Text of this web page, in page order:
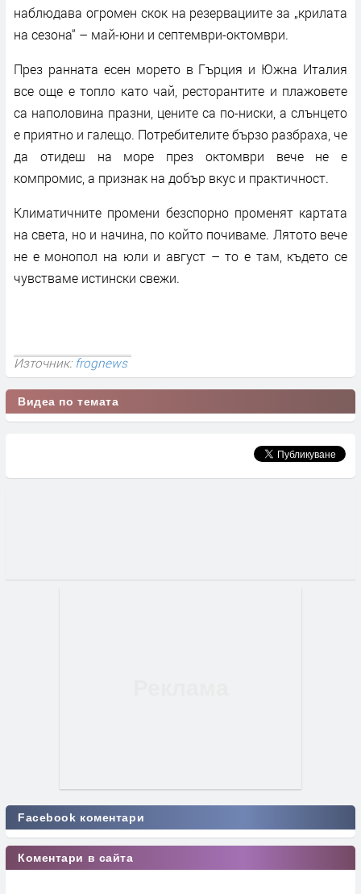
наблюдава огромен скок на резервациите за „крилата
на сезона“ – май-юни и септември-октомври.
През ранната есен морето в Гърция и Южна Италия
все още е топло като чай, ресторантите и плажовете
са наполовина празни, цените са по-ниски, а слънцето
е приятно и галещо. Потребителите бързо разбраха, че
да отидеш на море през октомври вече не е
компромис, а признак на добър вкус и практичност.
Климатичните промени безспорно променят картата
на света, но и начина, по който почиваме. Лятото вече
не е монопол на юли и август – то е там, където се
чувстваме истински свежи.
Източник:frognews
Видеа по темата
Facebook коментари
Коментари в сайта